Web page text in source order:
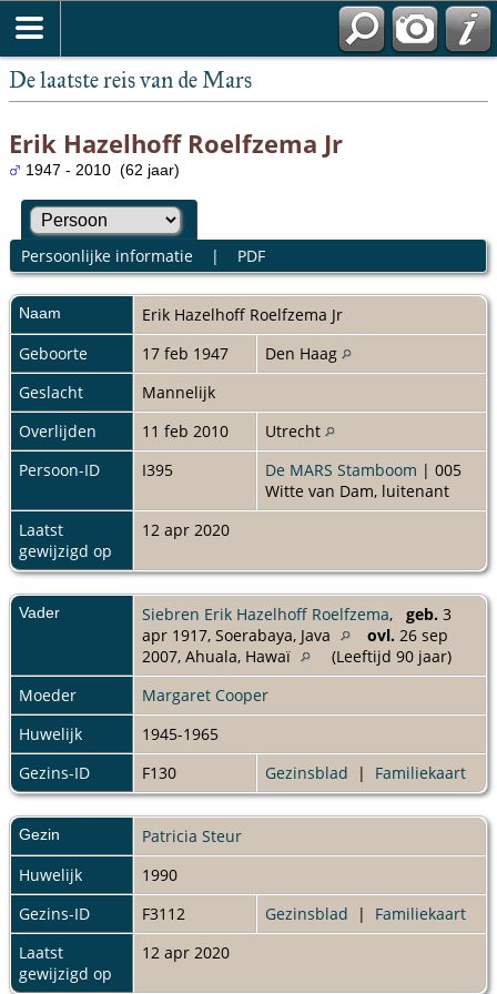
De laatste reis van de Mars
Erik Hazelhoff Roelfzema Jr
1947 - 2010 (62 jaar)
Persoonlijke informatie| PDF
Naam Erik Hazelhoff Roelfzema Jr
Geboorte
17 feb 1947
Den Haag
Geslacht
Mannelijk
Overlijden
11 feb 2010
Utrecht
Persoon-ID
I395 De MARS Stamboom | 005
Witte van Dam, luitenant
Laatst
gewijzigd op
12 apr 2020
Vader Siebren Erik Hazelhoff Roelfzema, geb. 3
apr 1917, Soerabaya, Java
ovl. 26 sep
2007, Ahuala, Hawaï
(Leeftijd 90 jaar)
Moeder
Margaret Cooper
Huwelijk
1945-1965
Gezins-ID
F130 Gezinsblad | Familiekaart
Gezin
Patricia Steur
Huwelijk
1990
Gezins-ID
F3112 Gezinsblad | Familiekaart
Laatst
gewijzigd op
12 apr 2020